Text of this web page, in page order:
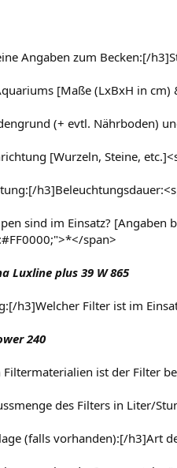
Angaben zum Becken:[/
[Maße (LxBxH in
(+ evtl. Nährboden)
[Wurzeln, Steine,
sind im Einsatz? [Angaben
span>
Luxline plus 39 W 865
h3]Welcher Filter ist im
240
ist der Filter
des Filters in Liter/
(falls vorhanden):[/h3]Art